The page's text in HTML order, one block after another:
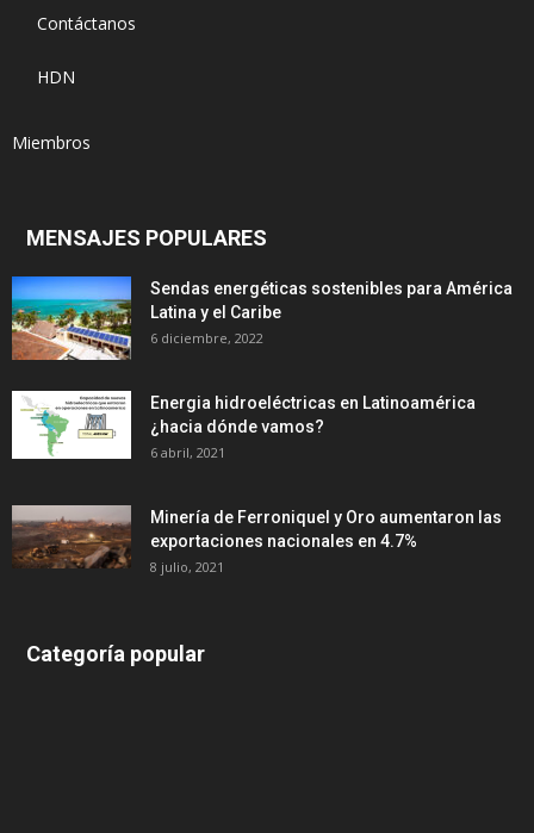
Contáctanos
HDN
Miembros
MENSAJES POPULARES
Sendas energéticas sostenibles para América
Latina y el Caribe
6 diciembre, 2022
Energia hidroeléctricas en Latinoamérica
¿hacia dónde vamos?
6 abril, 2021
Minería de Ferroniquel y Oro aumentaron las
exportaciones nacionales en 4.7%
8 julio, 2021
Categoría popular